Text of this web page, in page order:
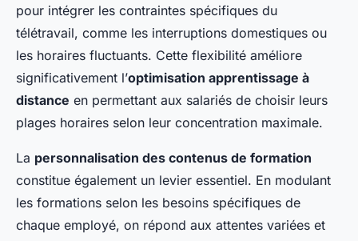
pour intégrer les contraintes spécifiques du
télétravail, comme les interruptions domestiques ou
les horaires fluctuants. Cette flexibilité améliore
significativement l’optimisation apprentissage à
distance en permettant aux salariés de choisir leurs
plages horaires selon leur concentration maximale.
La personnalisation des contenus de formation
constitue également un levier essentiel. En modulant
les formations selon les besoins spécifiques de
chaque employé, on répond aux attentes variées et